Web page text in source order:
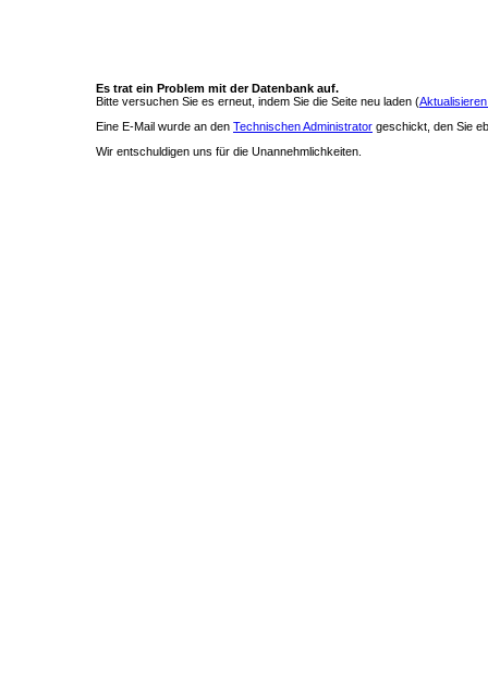
Es trat ein Problem mit der Datenbank auf.
Bitte versuchen Sie es erneut, indem Sie die Seite neu laden (
Eine E-Mail wurde an den Technischen Administrator geschickt, den Sie
Wir entschuldigen uns für die Unannehmlichkeiten.